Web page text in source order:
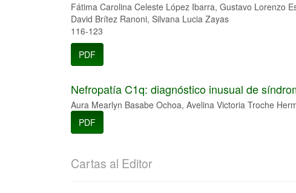
Fátima Carolina Celeste López Ibarra, Gustavo Lorenzo
David Brítez Ranoni, Silvana Lucia Zayas
116-123
PDF
Nefropatía C1q: diagnóstico inusual de
Aura Mearlyn Basabe Ochoa, Avelina Victoria Troche
PDF
Cartas al Editor